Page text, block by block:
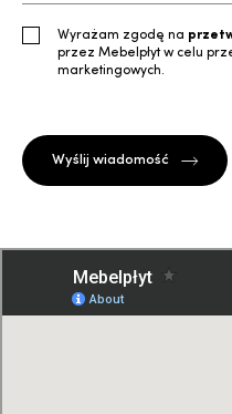
Wyrażam zgodę na
przez Mebelpłyt w celu
marketingowych.